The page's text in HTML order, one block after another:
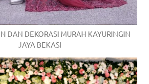
DAN DEKORASI MURAH KAYURINGIN
JAYA BEKASI